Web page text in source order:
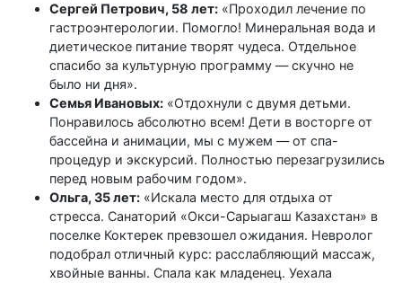
Сергей Петрович, 58 лет: «Проходил лечение по
гастроэнтерологии. Помогло! Минеральная вода и
диетическое питание творят чудеса. Отдельное
спасибо за культурную программу — скучно не
было ни дня».
Семья Ивановых: «Отдохнули с двумя детьми.
Понравилось абсолютно всем! Дети в восторге от
бассейна и анимации, мы с мужем — от спа-
процедур и экскурсий. Полностью перезагрузились
перед новым рабочим годом».
Ольга, 35 лет: «Искала место для отдыха от
стресса. Санаторий «Окси-Сарыагаш Казахстан» в
поселке Коктерек превзошел ожидания. Невролог
подобрал отличный курс: расслабляющий массаж,
хвойные ванны. Спала как младенец. Уехала